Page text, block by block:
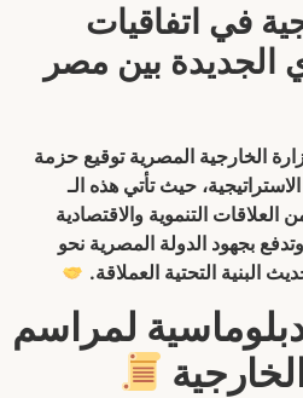
في اتفاقيات
الجديدة بين مصر
الخارجية المصرية توقيع حزمة
حيث تأتي هذه الـ
التنموية والاقتصادية
بجهود الدولة المصرية نحو
البنية التحتية العملاقة.
لمراسم